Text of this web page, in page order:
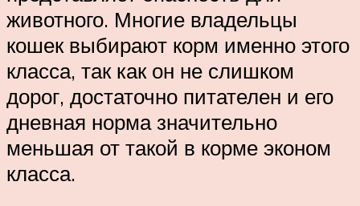
животного. Многие владельцы
кошек выбирают корм именно этого
класса, так как он не слишком
дорог, достаточно питателен и его
дневная норма значительно
меньшая от такой в корме эконом
класса.